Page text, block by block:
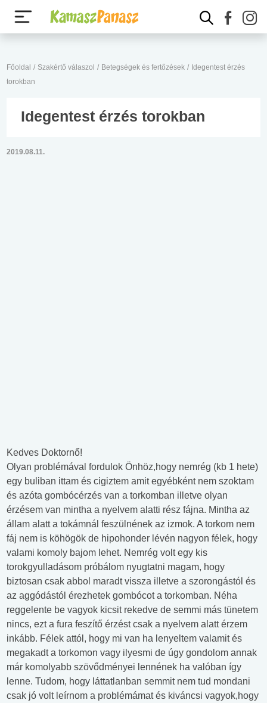
Főoldal / Szakértő válaszol / Betegségek és fertőzések / Idegentest érzés
torokban
Idegentest érzés torokban
2019.08.11.
Kedves Doktornő!
Olyan problémával fordulok Önhöz,hogy nemrég (kb 1 hete)
egy buliban ittam és cigiztem amit egyébként nem szoktam
és azóta gombócérzés van a torkomban illetve olyan
érzésem van mintha a nyelvem alatti rész fájna. Mintha az
állam alatt a tokámnál feszülnének az izmok. A torkom nem
fáj nem is köhögök de hipohonder lévén nagyon félek, hogy
valami komoly bajom lehet. Nemrég volt egy kis
torokgyulladásom próbálom nyugtatni magam, hogy
biztosan csak abbol maradt vissza illetve a szorongástól és
az aggódástól érezhetek gombócot a torkomban. Néha
reggelente be vagyok kicsit rekedve de semmi más tünetem
nincs, ezt a fura feszítő érzést csak a nyelvem alatt érzem
inkább. Félek attól, hogy mi van ha lenyeltem valamit és
megakadt a torkomon vagy ilyesmi de úgy gondolom annak
már komolyabb szövődményei lennének ha valóban így
lenne. Tudom, hogy láttatlanban semmit nem tud mondani
csak jó volt leírnom a problémámat és kiváncsi vagyok,hogy